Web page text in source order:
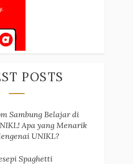
POSTS
Sambung Belajar di
Apa yang Menarik
UNIKL?
Spaghetti